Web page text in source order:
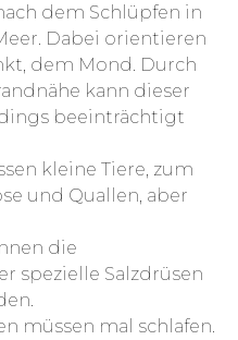
dem Schlüpfen in
Dabei orientieren
dem Mond. Durch
kann dieser
beeinträchtigt
kleine Tiere, zum
und Quallen, aber
die
spezielle Salzdrüsen
müssen mal schlafen.